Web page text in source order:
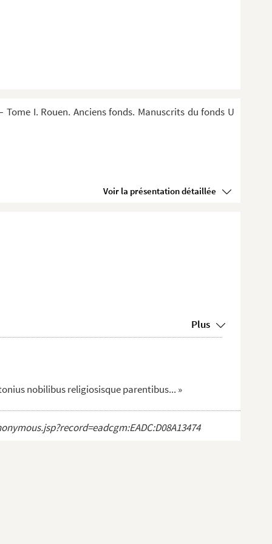
I. Rouen. Anciens fonds. Manuscrits du fonds U
Voir la présentation détaillée
Plus
nobilibus religiosisque parentibus... »